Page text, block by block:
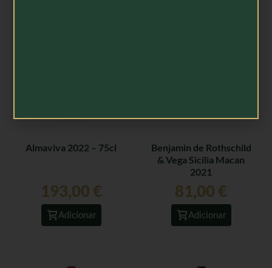
Almaviva 2022 – 75cl
193,00 €
Adicionar
Benjamin de Rothschild
& Vega Sicilia Macan
2021
81,00 €
Adicionar